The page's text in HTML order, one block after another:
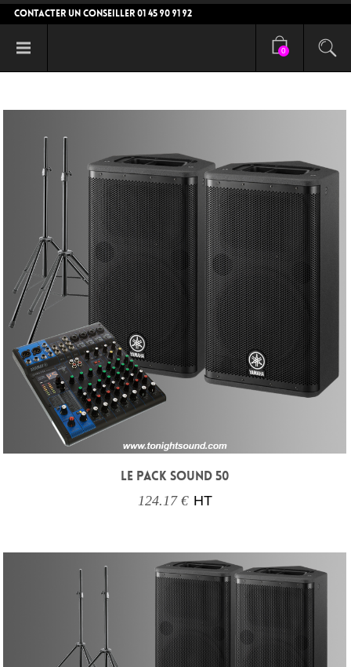
CONTACTER UN CONSEILLER 01 45 90 91 92
0
LE PACK SOUND 50
124.17 € HT